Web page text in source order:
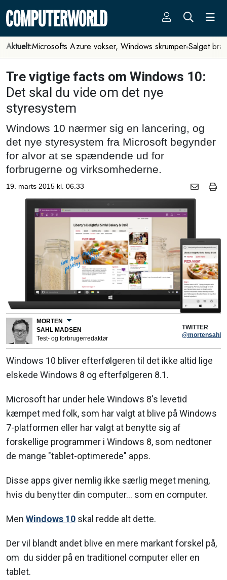
Aktuelt:Microsofts Azure vokser, Windows skrumper Salget
Tre vigtige facts om Windows 10:
Det skal du vide om det nye
styresystem
Windows 10 nærmer sig en lancering, og
det nye styresystem fra Microsoft begynder
for alvor at se spændende ud for
forbrugerne og virksomhederne.
19. marts 2015 kl. 06.33
MORTEN
SAHL MADSEN
Test- og forbrugerredaktør
TWITTER
@mortensahl
Windows 10 bliver efterfølgeren til det ikke altid lige
elskede Windows 8 og efterfølgeren 8.1.
Microsoft har under hele Windows 8's levetid
kæmpet med folk, som har valgt at blive på Windows
7-platformen eller har valgt at benytte sig af
forskellige programmer i Windows 8, som nedtoner
de mange "tablet-optimerede" apps.
Disse apps giver nemlig ikke særlig meget mening,
hvis du benytter din computer... som en computer.
Men Windows 10 skal redde alt dette.
Der vil blandt andet blive en mere markant forskel på,
om du sidder på en traditionel computer eller en
tablet.